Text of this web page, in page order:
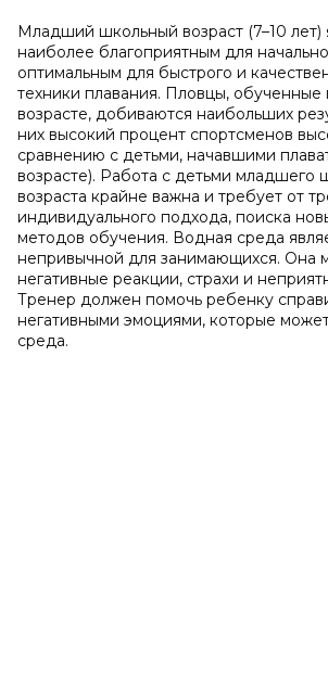
Младший школьный возраст (7–10 лет)
наиболее благоприятным для
оптимальным для быстрого и
техники плавания. Пловцы, обученные
возрасте, добиваются наибольших
них высокий процент спортсменов
сравнению с детьми, начавшими
возрасте). Работа с детьми младшего
возраста крайне важна и требует от
индивидуального подхода, поиска
методов обучения. Водная среда
непривычной для занимающихся. Она
негативные реакции, страхи и
Тренер должен помочь ребенку
негативными эмоциями, которые
среда.